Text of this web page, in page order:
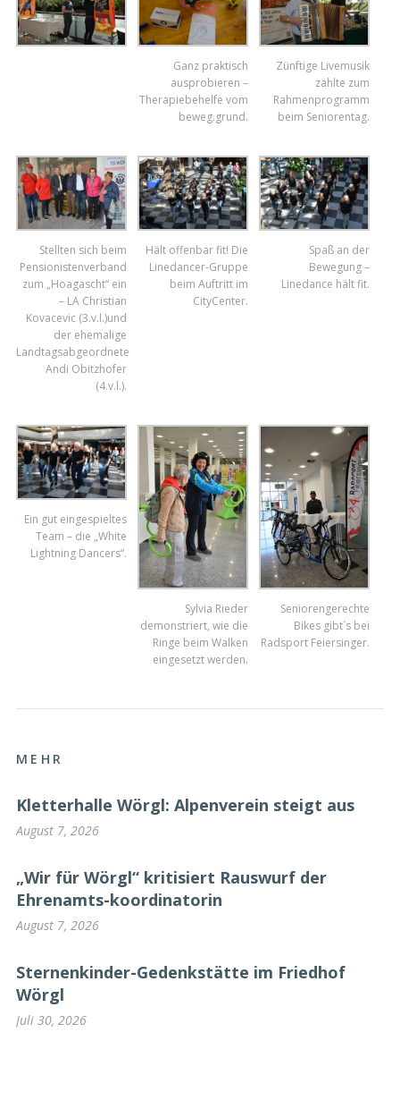
Ganz praktisch
ausprobieren –
Therapiebehelfe vom
beweg.grund.
Zünftige Livemusik
zählte zum
Rahmenprogramm
beim Seniorentag.
Stellten sich beim
Pensionistenverband
zum „Hoagascht“ ein
– LA Christian
Kovacevic (3.v.l.)und
der ehemalige
Landtagsabgeordnete
Andi Obitzhofer
(4.v.l.).
Hält offenbar fit! Die
Linedancer-Gruppe
beim Auftritt im
CityCenter.
Spaß an der
Bewegung –
Linedance hält fit.
Ein gut eingespieltes
Team – die „White
Lightning Dancers“.
Sylvia Rieder
demonstriert, wie die
Ringe beim Walken
eingesetzt werden.
Seniorengerechte
Bikes gibt´s bei
Radsport Feiersinger.
MEHR
Kletterhalle Wörgl: Alpenverein steigt aus
August 7, 2026
„Wir für Wörgl“ kritisiert Rauswurf der
Ehrenamts-koordinatorin
August 7, 2026
Sternenkinder-Gedenkstätte im Friedhof
Wörgl
Juli 30, 2026